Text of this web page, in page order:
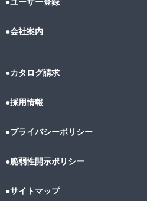
●会社案内
●カタログ請求
●採用情報
●プライバシーポリシー
●脆弱性開示ポリシー
●サイトマップ